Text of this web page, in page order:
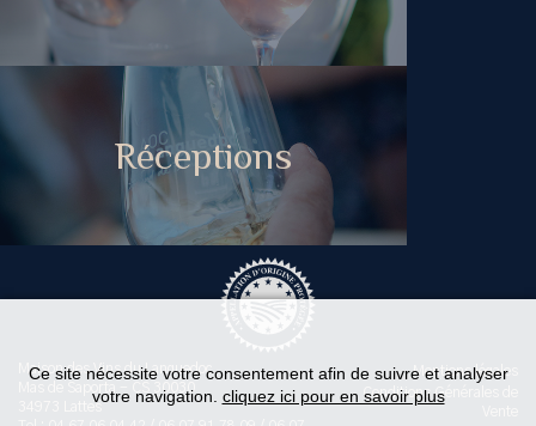
Réceptions
Maison des Vins du Languedoc
Mas de Saporta - CS 30030
Mentions légales
Conditions Générales de
Ce site nécessite votre consentement afin de suivre et analyser
votre navigation. cliquez ici pour en savoir plus